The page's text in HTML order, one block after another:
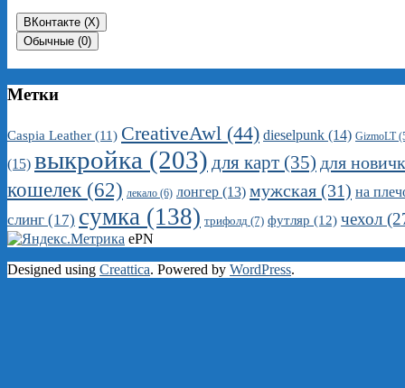
ВКонтакте (X)
Обычные (0)
Метки
Caspia Leather (11) CreativeAwl (44) dieselpunk (14) GizmoLT
(15) выкройка (203) для карт (35) для
кошелек (62) лекало (6) лонгер (13) мужская (31) на
слинг (17) сумка (138) трифолд (7) футляр (12) чехол
ePN
Designed using Creattica. Powered by WordPress.